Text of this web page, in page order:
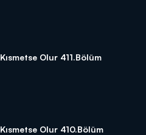
Kısmetse Olur 411.Bölüm
Kısmetse Olur 410.Bölüm